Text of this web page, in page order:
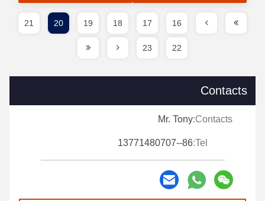
16
17
18
19
20
21
22
23
Contacts
Contacts:
Mr. Tony
Tel:
86--13771480707